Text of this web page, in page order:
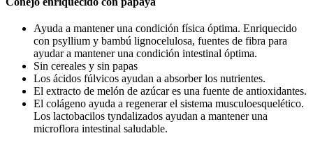
Ayuda a mantener una condición física óptima. Enriquecido
con psyllium y bambú lignocelulosa, fuentes de fibra para
ayudar a mantener una condición intestinal óptima.
Sin cereales y sin papas
Los ácidos fúlvicos ayudan a absorber los nutrientes.
El extracto de melón de azúcar es una fuente de antioxidantes.
El colágeno ayuda a regenerar el sistema musculoesquelético.
Los lactobacilos tyndalizados ayudan a mantener una
microflora intestinal saludable.